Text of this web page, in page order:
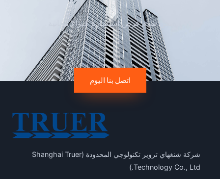
نحن نقدم فرص استشارة خبراء مجانية
اتصل بنا اليوم
شركة شنغهاي تروير تكنولوجي المحدودة (Shanghai Truer
Technology Co., Ltd.)